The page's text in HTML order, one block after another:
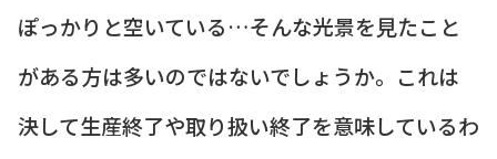
ぽっかりと空いている…そんな光景を見たこと
がある方は多いのではないでしょうか。これは
決して生産終了や取り扱い終了を意味しているわ